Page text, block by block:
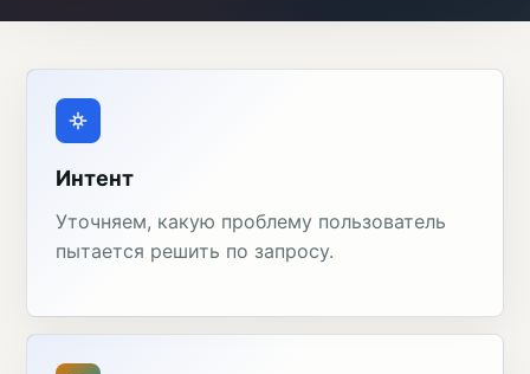
Интент
Уточняем, какую проблему пользователь
пытается решить по запросу.